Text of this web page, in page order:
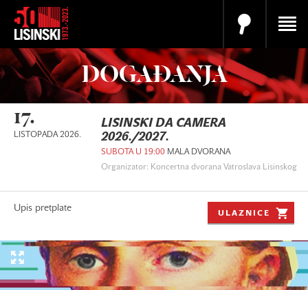
DOGAĐANJA
17.
LISTOPADA 2026.
LISINSKI DA CAMERA
2026./2027.
SUBOTA U 19:00 MALA DVORANA
Organizator: Koncertna dvorana Vatroslava Lisinskog
Upis pretplate
ULAZNICE